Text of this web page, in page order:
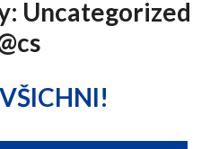
Uncategorized